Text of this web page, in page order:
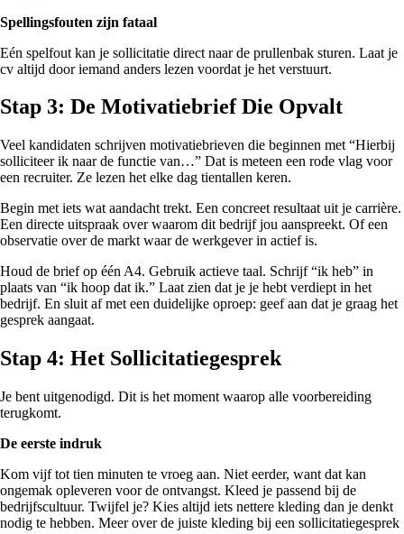
Spellingsfouten zijn fataal
Eén spelfout kan je sollicitatie direct naar de prullenbak sturen. Laat je
cv altijd door iemand anders lezen voordat je het verstuurt.
Stap 3: De Motivatiebrief Die Opvalt
Veel kandidaten schrijven motivatiebrieven die beginnen met “Hierbij
solliciteer ik naar de functie van…” Dat is meteen een rode vlag voor
een recruiter. Ze lezen het elke dag tientallen keren.
Begin met iets wat aandacht trekt. Een concreet resultaat uit je carrière.
Een directe uitspraak over waarom dit bedrijf jou aanspreekt. Of een
observatie over de markt waar de werkgever in actief is.
Houd de brief op één A4. Gebruik actieve taal. Schrijf “ik heb” in
plaats van “ik hoop dat ik.” Laat zien dat je je hebt verdiept in het
bedrijf. En sluit af met een duidelijke oproep: geef aan dat je graag het
gesprek aangaat.
Stap 4: Het Sollicitatiegesprek
Je bent uitgenodigd. Dit is het moment waarop alle voorbereiding
terugkomt.
De eerste indruk
Kom vijf tot tien minuten te vroeg aan. Niet eerder, want dat kan
ongemak opleveren voor de ontvangst. Kleed je passend bij de
bedrijfscultuur. Twijfel je? Kies altijd iets nettere kleding dan je denkt
nodig te hebben. Meer over de juiste kleding bij een sollicitatiegesprek